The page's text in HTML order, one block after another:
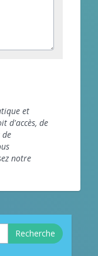
et
d'accès, de
notre
Recherche